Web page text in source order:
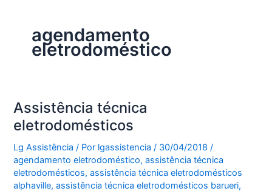
agendamento
eletrodoméstico
Assistência técnica
eletrodomésticos
Lg Assistência / Por lgassistencia/ 30/04/2018 /
agendamento eletrodoméstico,assistência técnica
eletrodomésticos,assistência técnica eletrodomésticos
alphaville,assistência técnica eletrodomésticos barueri,